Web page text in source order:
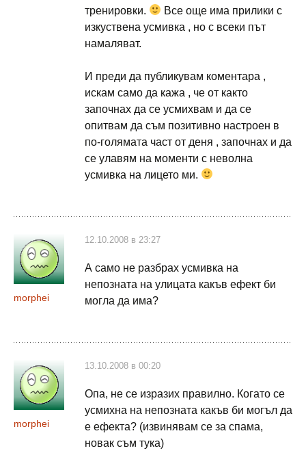
тренировки.
Все още има прилики с
изкуствена усмивка , но с всеки път
намаляват.
И преди да публикувам коментара ,
искам само да кажа , че от както
започнах да се усмихвам и да се
опитвам да съм позитивно настроен в
по-голямата част от деня , започнах и да
се улавям на моменти с неволна
усмивка на лицето ми.
morphei
12.10.2008 в 23:27
А само не разбрах усмивка на
непозната на улицата какъв ефект би
могла да има?
morphei
13.10.2008 в 00:20
Опа, не се изразих правилно. Когато се
усмихна на непозната какъв би могъл да
е ефекта? (извинявам се за спама,
новак съм тука)